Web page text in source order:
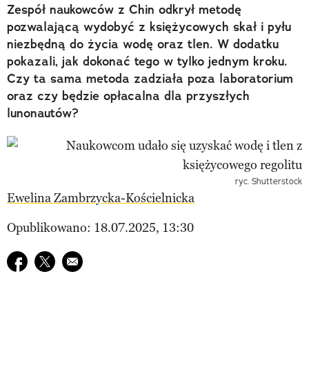
Zespół naukowców z Chin odkrył metodę
pozwalającą wydobyć z księżycowych skał i pyłu
niezbędną do życia wodę oraz tlen. W dodatku
pokazali, jak dokonać tego w tylko jednym kroku.
Czy ta sama metoda zadziała poza laboratorium
oraz czy będzie opłacalna dla przyszłych
lunonautów?
ryc. Shutterstock
Ewelina Zambrzycka-Kościelnicka
Opublikowano: 18.07.2025, 13:30
Udostępnij na facebook
Udostępnij na twitter
E-mail do przyjaciela